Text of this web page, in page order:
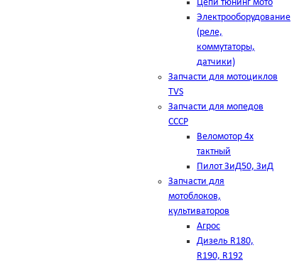
Цепи тюнинг мото
Электрооборудование
(реле,
коммутаторы,
датчики)
Запчасти для мотоциклов
TVS
Запчасти для мопедов
СССР
Веломотор 4х
тактный
Пилот ЗиД50, ЗиД
Запчасти для
мотоблоков,
культиваторов
Агрос
Дизель R180,
R190, R192